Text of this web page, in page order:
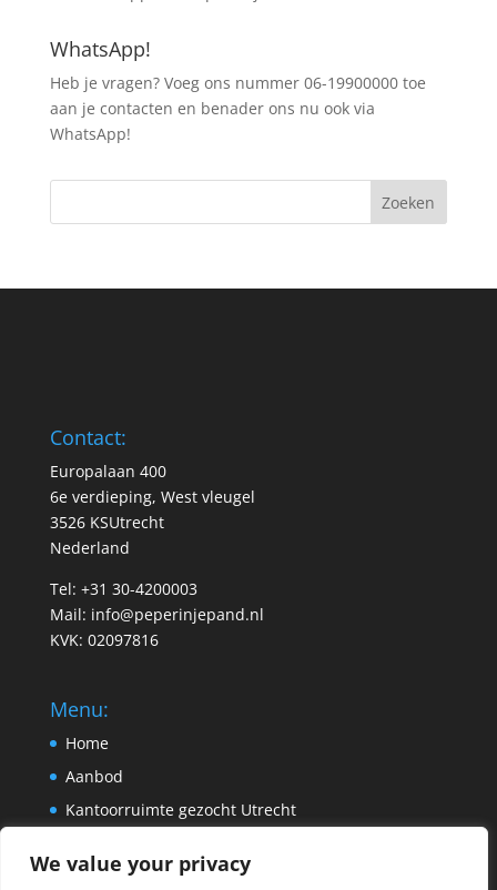
We value your privacy
WhatsApp!
Heb je vragen? Voeg ons nummer 06-19900000 toe
aan je contacten en benader ons nu ook via
WhatsApp!
Contact:
Europalaan 400
6e verdieping, West vleugel
3526 KSUtrecht
Nederland
Tel: +31 30-4200003
Mail: info@peperinjepand.nl
KVK: 02097816
Menu:
Home
Aanbod
Kantoorruimte gezocht Utrecht
Contact